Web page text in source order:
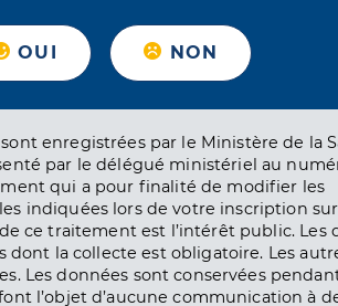
OUI NON
enregistrées par le Ministère de la
par le délégué ministériel au
qui a pour finalité de modifier les
indiquées lors de votre inscription
ce traitement est l’intérêt public. Les
dont la collecte est obligatoire. Les
Les données sont conservées
l’objet d’aucune communication à